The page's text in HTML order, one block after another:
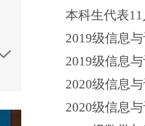
本科生代表11
2019级信息
2019级信息
2020级信息
2020级信息